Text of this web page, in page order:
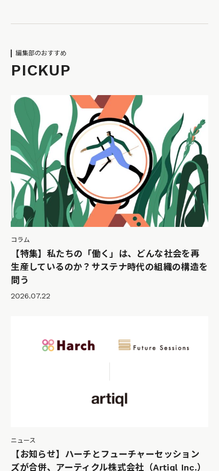
編集部のおすすめ
PICKUP
コラム
【特集】私たちの「働く」は、どんな社会を再
生産しているのか？サステナ時代の組織の構造を
問う
2026.07.22
ニュース
【お知らせ】ハーチとフューチャーセッション
ズが合併、アーティクル株式会社（Artiql Inc.）